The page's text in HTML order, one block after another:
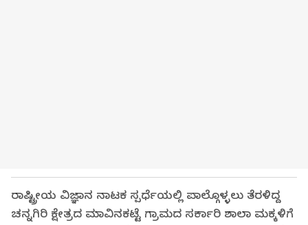
ರಾಷ್ಟ್ರೀಯ ವಿಜ್ಞಾನ ನಾಟಕ ಸ್ಪರ್ಧೆಯಲ್ಲಿ ಪಾಲ್ಗೊಳ್ಳಲು ತೆರಳಿದ್ದ
ಚನ್ನಗಿರಿ ಕ್ಷೇತ್ರದ ಮಾವಿನಕಟ್ಟೆ ಗ್ರಾಮದ ಸರ್ಕಾರಿ ಶಾಲಾ ಮಕ್ಕಳಿಗೆ